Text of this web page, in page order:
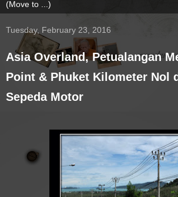
Tuesday, February 23, 2016
Asia Overland, Petualangan
Point & Phuket Kilometer Nol
Sepeda Motor